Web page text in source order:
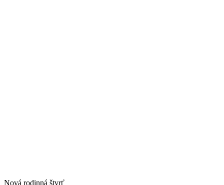
Nová rodinná štvrť